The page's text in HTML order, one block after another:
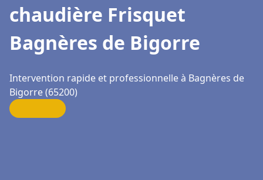
chaudière Frisquet
Bagnères de Bigorre
Intervention rapide et professionnelle à Bagnères de
Bigorre (65200)